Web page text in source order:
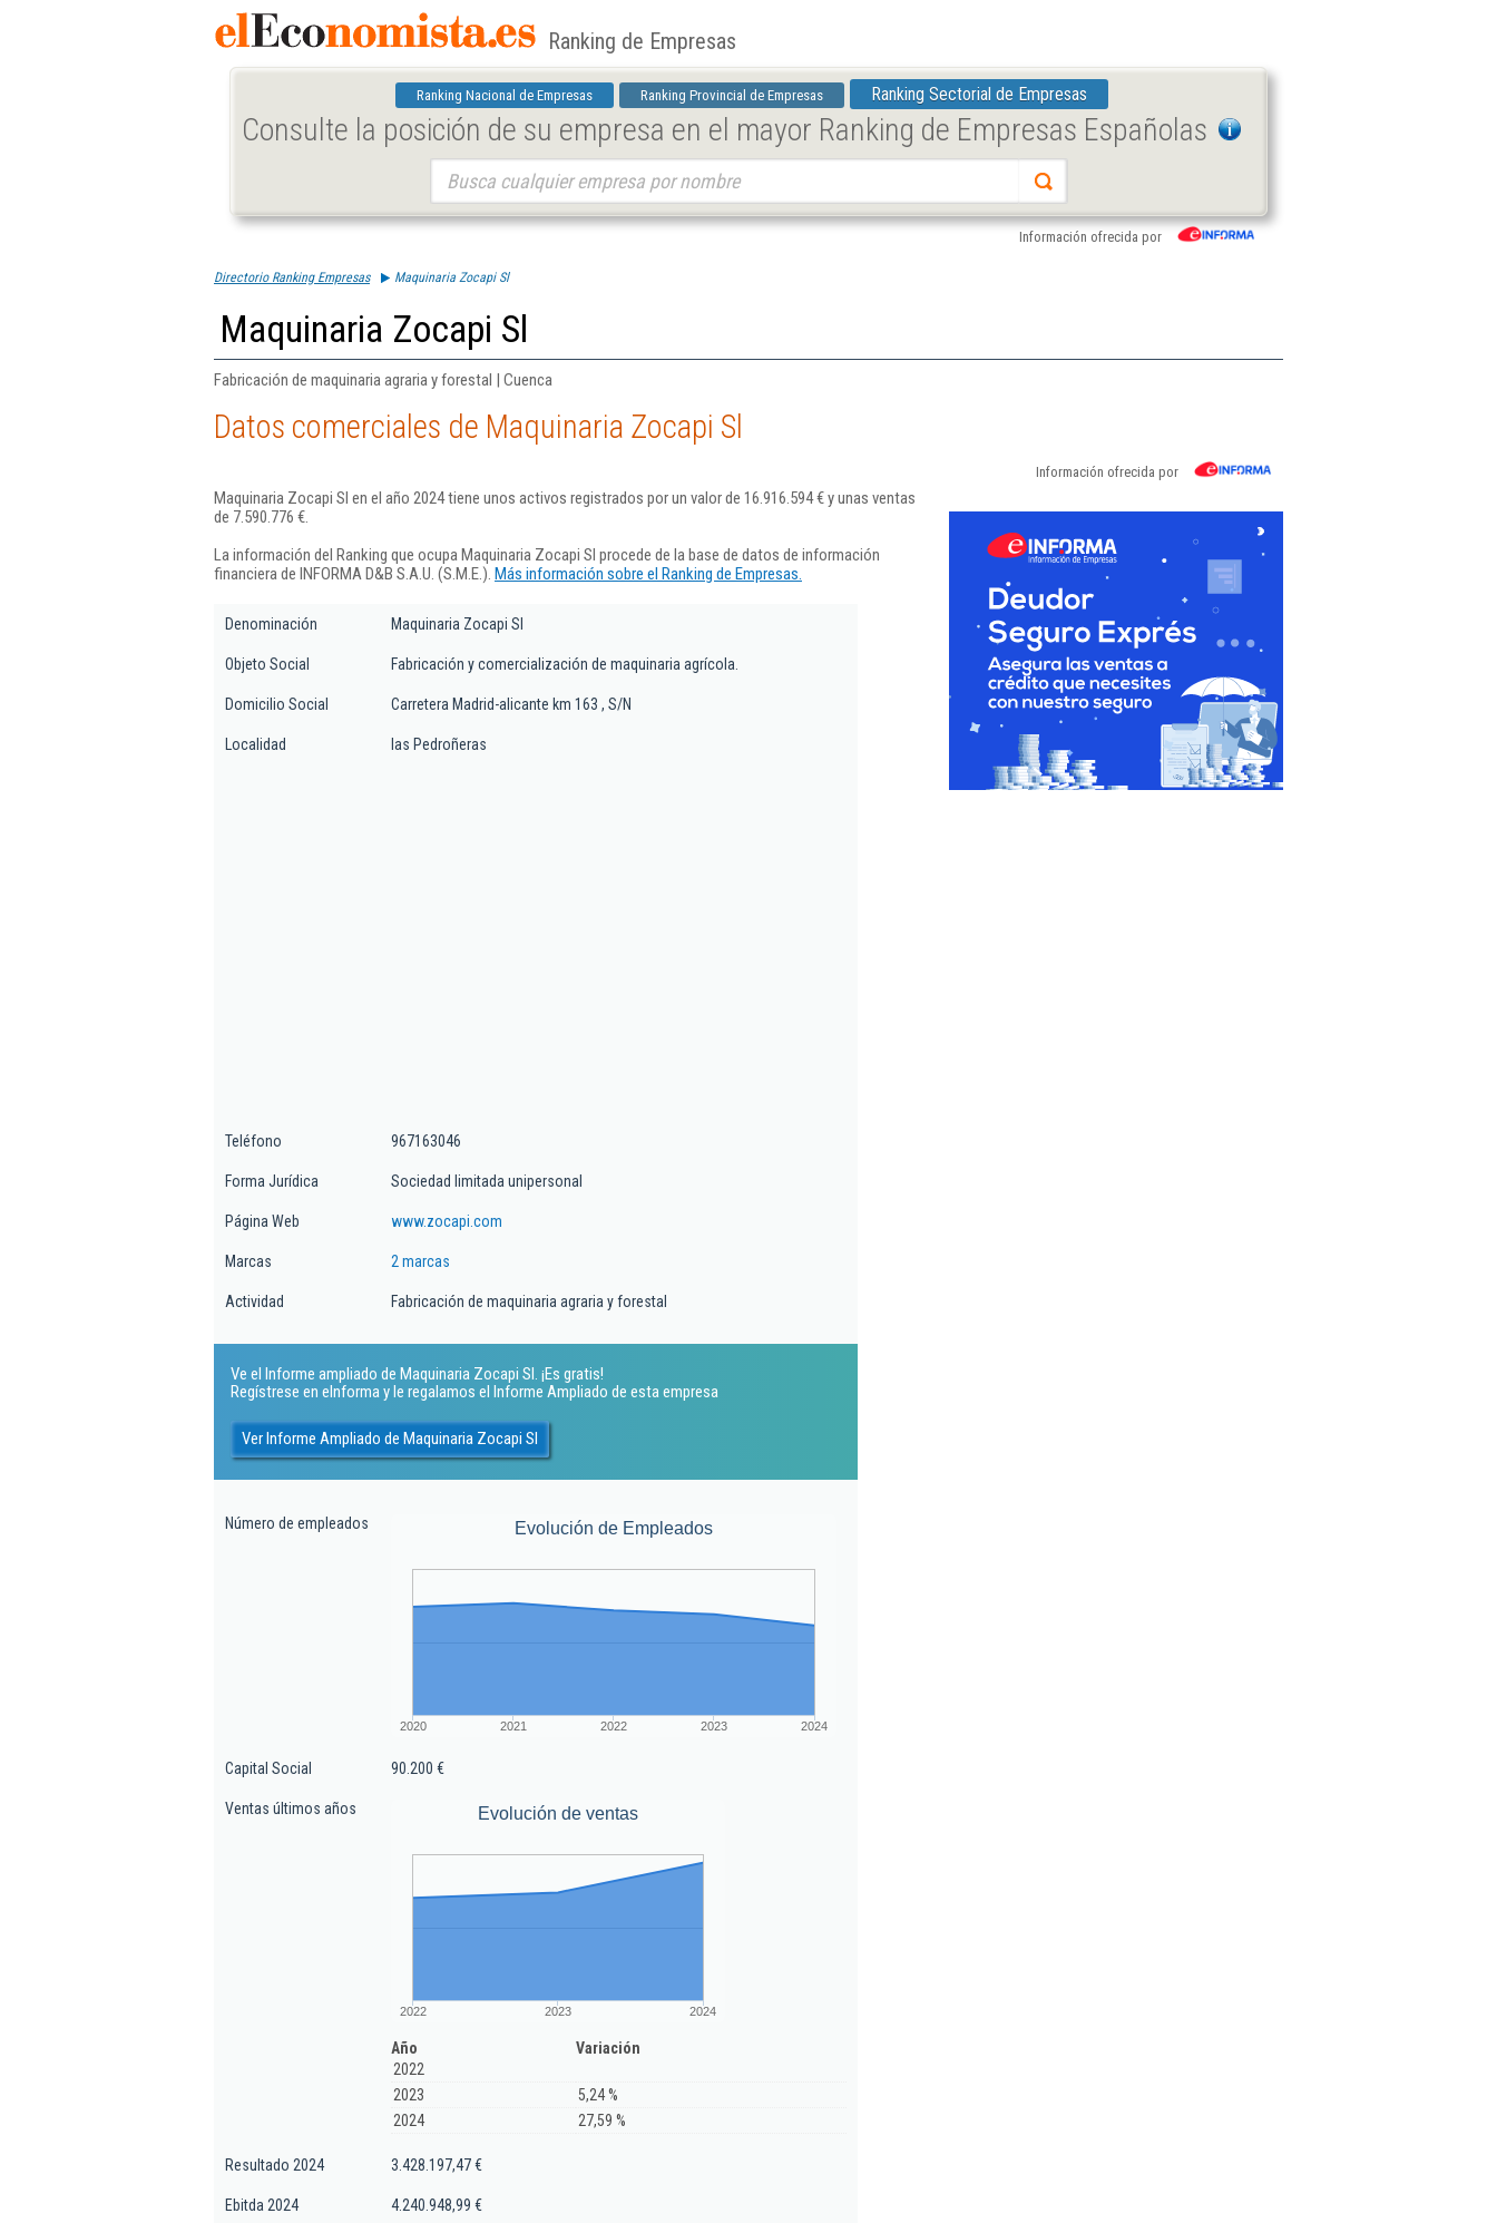
Ranking de Empresas
Ranking Nacional de Empresas Ranking Provincial de Empresas Ranking Sectorial de Empresas
Consulte la posición de su empresa en el mayor Ranking de Empresas Españolas
Información ofrecida por
Directorio Ranking Empresas Maquinaria Zocapi Sl
Maquinaria Zocapi Sl
Fabricación de maquinaria agraria y forestal | Cuenca
Datos comerciales de Maquinaria Zocapi Sl
Información ofrecida por
Maquinaria Zocapi Sl en el año 2024 tiene unos activos registrados por un valor de 16.916.594 € y unas ventas
de 7.590.776 €.
La información del Ranking que ocupa Maquinaria Zocapi Sl procede de la base de datos de información
financiera de INFORMA D&B S.A.U. (S.M.E.). Más información sobre el Ranking de Empresas.
Denominación Maquinaria Zocapi Sl
Objeto Social Fabricación y comercialización de maquinaria agrícola.
Domicilio Social Carretera Madrid-alicante km 163 , S/N
Localidad las Pedroñeras
Teléfono 967163046
Forma Jurídica Sociedad limitada unipersonal
Página Web www.zocapi.com
Marcas 2 marcas
Actividad Fabricación de maquinaria agraria y forestal
Ve el Informe ampliado de Maquinaria Zocapi Sl. ¡Es gratis!
Regístrese en eInforma y le regalamos el Informe Ampliado de esta empresa
Ver Informe Ampliado de Maquinaria Zocapi Sl
Número de empleados Evolución de Empleados
2020 2021 2022 2023 2024
Capital Social 90.200 €
Ventas últimos años Evolución de ventas
2022 2023 2024
Año
Variación
2022
2023
5,24 %
2024
27,59 %
Resultado 2024 3.428.197,47 €
Ebitda 2024 4.240.948,99 €